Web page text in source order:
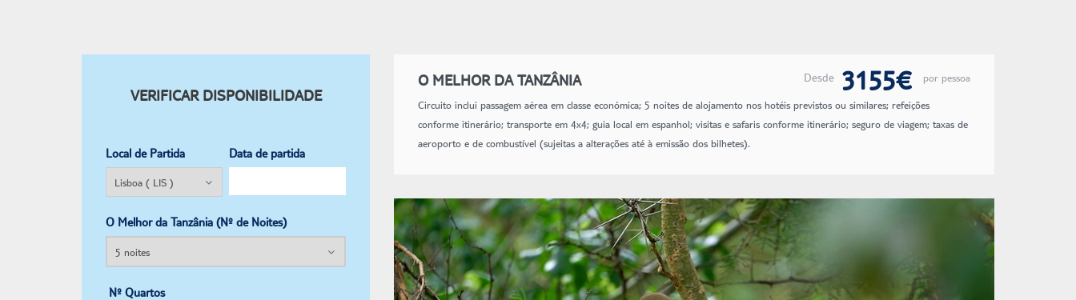
O MELHOR DA TANZÂNIA Desde 3155€ por pessoa
Circuito inclui passagem aérea em classe económica; 5 noites de alojamento nos hotéis previstos ou similares; refeições
conforme itinerário; transporte em 4x4; guia local em espanhol; visitas e safaris conforme itinerário; seguro de viagem; taxas de
aeroporto e de combustível (sujeitas a alterações até à emissão dos bilhetes).
VERIFICAR DISPONIBILIDADE
Local de Partida Data de partida
O Melhor da Tanzânia (Nº de Noites)
Nº Quartos